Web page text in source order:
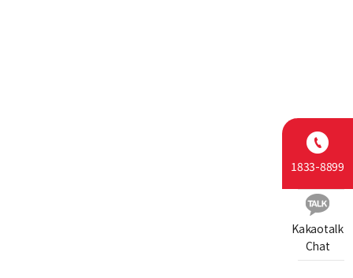
1833-8899
Kakaotalk
Chat